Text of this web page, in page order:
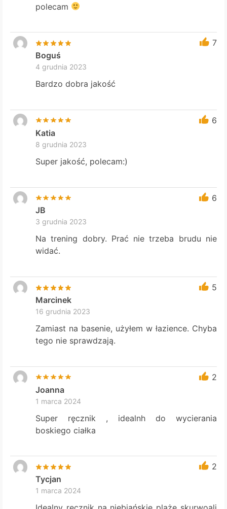
polecam
7
Boguś
4 grudnia 2023
Bardzo dobra jakość
6
Katia
8 grudnia 2023
Super jakość, polecam:)
6
JB
3 grudnia 2023
Na trening dobry. Prać nie trzeba brudu nie
widać.
5
Marcinek
16 grudnia 2023
Zamiast na basenie, użyłem w łazience. Chyba
tego nie sprawdzają.
2
Joanna
1 marca 2024
Super ręcznik , idealnh do wycierania
boskiego ciałka
2
Tycjan
1 marca 2024